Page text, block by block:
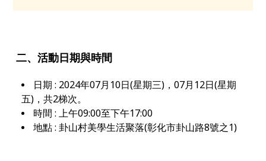
二、活動日期與時間
日期 : 2024年07月10日(星期三)，07月12日(星期
五)，共2梯次。
時間 : 上午09:00至下午17:00
地點 : 卦山村美學生活聚落(彰化市卦山路8號之1)